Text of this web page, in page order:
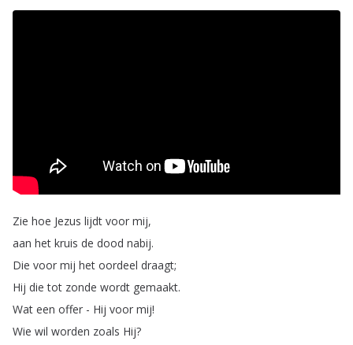
Zie hoe Jezus lijdt voor mij,
aan het kruis de dood nabij.
Die voor mij het oordeel draagt;
Hij die tot zonde wordt gemaakt.
Wat een offer - Hij voor mij!
Wie wil worden zoals Hij?